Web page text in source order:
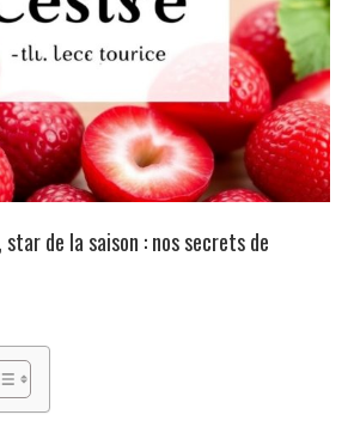
de la saison : nos secrets de